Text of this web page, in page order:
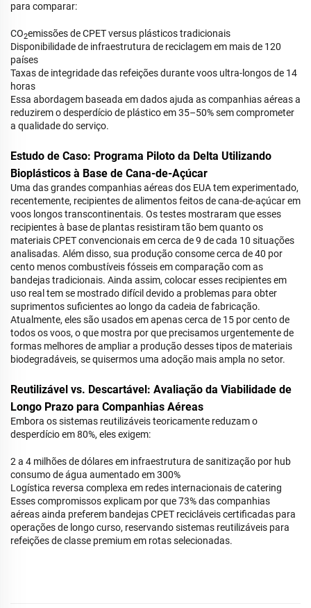
para comparar:
CO2emissões de CPET versus plásticos tradicionais
Disponibilidade de infraestrutura de reciclagem em mais de 120
países
Taxas de integridade das refeições durante voos ultra-longos de 14
horas
Essa abordagem baseada em dados ajuda as companhias aéreas a
reduzirem o desperdício de plástico em 35–50% sem comprometer
a qualidade do serviço.
Estudo de Caso: Programa Piloto da Delta Utilizando
Bioplásticos à Base de Cana-de-Açúcar
Uma das grandes companhias aéreas dos EUA tem experimentado,
recentemente, recipientes de alimentos feitos de cana-de-açúcar em
voos longos transcontinentais. Os testes mostraram que esses
recipientes à base de plantas resistiram tão bem quanto os
materiais CPET convencionais em cerca de 9 de cada 10 situações
analisadas. Além disso, sua produção consome cerca de 40 por
cento menos combustíveis fósseis em comparação com as
bandejas tradicionais. Ainda assim, colocar esses recipientes em
uso real tem se mostrado difícil devido a problemas para obter
suprimentos suficientes ao longo da cadeia de fabricação.
Atualmente, eles são usados em apenas cerca de 15 por cento de
todos os voos, o que mostra por que precisamos urgentemente de
formas melhores de ampliar a produção desses tipos de materiais
biodegradáveis, se quisermos uma adoção mais ampla no setor.
Reutilizável vs. Descartável: Avaliação da Viabilidade de
Longo Prazo para Companhias Aéreas
Embora os sistemas reutilizáveis teoricamente reduzam o
desperdício em 80%, eles exigem:
2 a 4 milhões de dólares em infraestrutura de sanitização por hub
consumo de água aumentado em 300%
Logística reversa complexa em redes internacionais de catering
Esses compromissos explicam por que 73% das companhias
aéreas ainda preferem bandejas CPET recicláveis certificadas para
operações de longo curso, reservando sistemas reutilizáveis para
refeições de classe premium em rotas selecionadas.